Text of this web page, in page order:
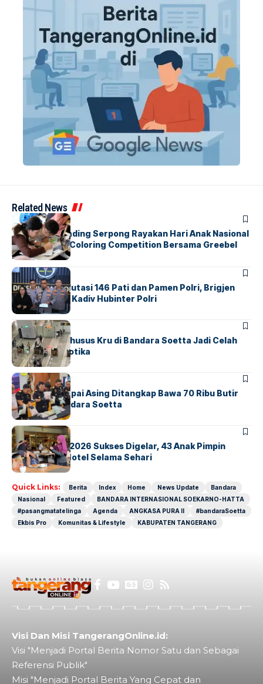
Related News
BERITAINDEX
Atria Hotel Gading Serpong Rayakan Hari Anak Nasional
Lewat Family Coloring Competition Bersama Greebel
Indonesia
BERITA
Mabes Polri Mutasi 146 Pati dan Pamen Polri, Brigjen
Untung Jabat Kadiv Hubinter Polri
BANDARABERITA
Ketika Jalur Khusus Kru di Bandara Soetta Jadi Celah
Sindikat Narkotika
BANDARA BERITA
Kopilot Maskapai Asing Ditangkap Bawa 70 Ribu Butir
Ekstasi di Bandara Soetta
BERITAINDEX
GM For A Day 2026 Sukses Digelar, 43 Anak Pimpin
Operasional Hotel Selama Sehari
Quick Links: Berita Index Home News Update
Bandara
Nasional
Featured
BANDARA INTERNASIONAL SOEKARNO-HATTA
#pasangmatatelinga
Agenda ANGKASA PURA II
#bandaraSoetta
Ekbis Pro
Komunitas & Lifestyle KABUPATEN TANGERANG
Visi Dan Misi TangerangOnline.id:
Visi "Menjadi Portal Berita Nomor Satu dan Sebagai
Referensi Publik"
Misi "Menjadi Portal Berita Yang Cepat dan